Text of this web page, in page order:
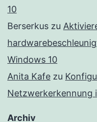
10
Berserkus zu
Windows 10
Anita Kafe zu
Netzwerkerkennung
Archiv